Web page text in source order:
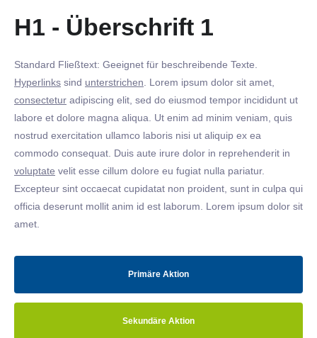
H1 - Überschrift 1
Standard Fließtext: Geeignet für beschreibende Texte.
Hyperlinks sind unterstrichen . Lorem ipsum dolor sit amet,
consectetur adipiscing elit, sed do eiusmod tempor incididunt ut
labore et dolore magna aliqua. Ut enim ad minim veniam, quis
nostrud exercitation ullamco laboris nisi ut aliquip ex ea
commodo consequat. Duis aute irure dolor in reprehenderit in
voluptate velit esse cillum dolore eu fugiat nulla pariatur.
Excepteur sint occaecat cupidatat non proident, sunt in culpa qui
officia deserunt mollit anim id est laborum. Lorem ipsum dolor sit
amet.
Primäre Aktion
Sekundäre Aktion